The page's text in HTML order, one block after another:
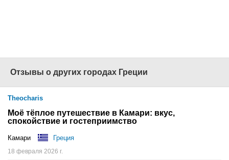
Отзывы о других городах Греции
Theocharis
Моё тёплое путешествие в Камари: вкус,
спокойствие и гостеприимство
Камари Греция
18 февраля 2026 г.